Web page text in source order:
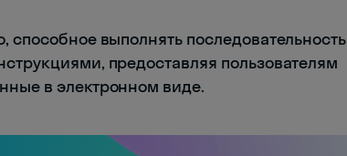
способное выполнять последовательность
предоставляя пользователям
в электронном виде.